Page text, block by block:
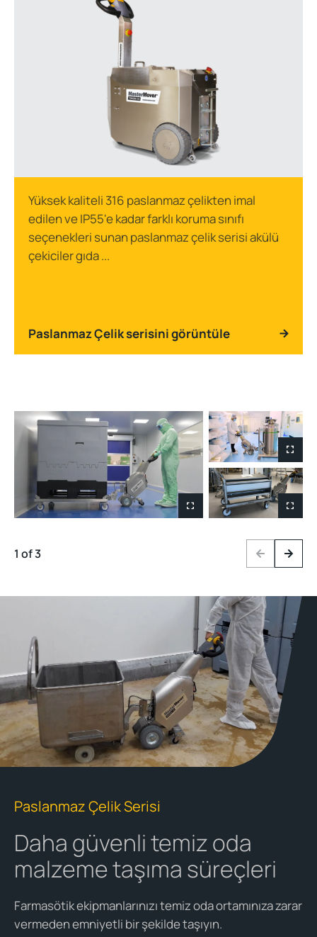
Yüksek kaliteli 316 paslanmaz çelikten imal
edilen ve IP55'e kadar farklı koruma sınıfı
seçenekleri sunan paslanmaz çelik serisi akülü
çekiciler gıda ...
Paslanmaz Çelik serisini görüntüle
1 of 3 PreviousNext
Paslanmaz Çelik Serisi
Daha güvenli temiz oda
malzeme taşıma süreçleri
Farmasötik ekipmanlarınızı temiz oda ortamınıza zarar
vermeden emniyetli bir şekilde taşıyın.